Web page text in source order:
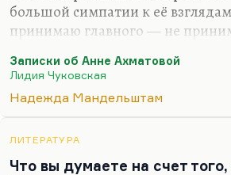
большой симпатии к её
принимаю главного — не
Габбе, и называла, наверное, не
для меня Лидия Корнеевна — это
человека, который готов нести
шаг в сторону, как тут же она
своё презрение.
Записки об Анне Ахматовой
Лидия Чуковская
Надежда Мандельштам
ЛИТЕРАТУРА
Что вы думаете на счет